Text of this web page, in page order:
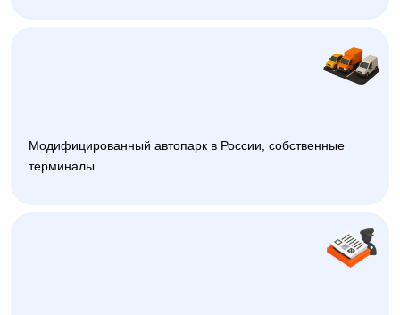
Модифицированный автопарк в России, собственные
терминалы